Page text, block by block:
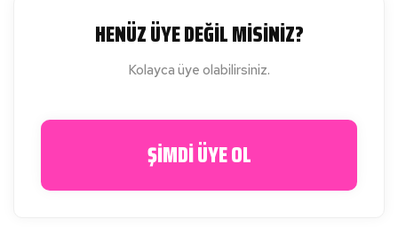
HENÜZ ÜYE DEĞİL MİSİNİZ?
Kolayca üye olabilirsiniz.
ŞİMDİ ÜYE OL